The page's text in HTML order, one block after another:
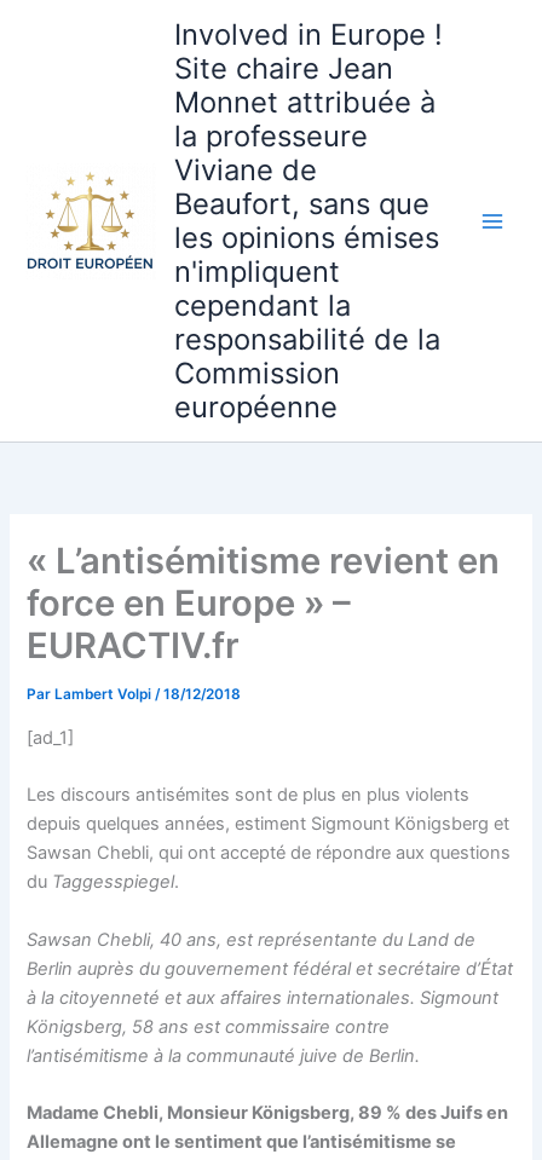
Involved in Europe !
Site chaire Jean
Monnet attribuée à
la professeure
Viviane de
Beaufort, sans que
les opinions émises
n'impliquent
cependant la
responsabilité de la
Commission
européenne
« L’antisémitisme revient en
force en Europe » –
EURACTIV.fr
Par Lambert Volpi/18/12/2018
[ad_1]
Les discours antisémites sont de plus en plus violents
depuis quelques années, estiment Sigmount Königsberg et
Sawsan Chebli, qui ont accepté de répondre aux questions
du Taggesspiegel.
Sawsan Chebli, 40 ans, est représentante du Land de
Berlin auprès du gouvernement fédéral et secrétaire d’État
à la citoyenneté et aux affaires internationales. Sigmount
Königsberg, 58 ans est commissaire contre
l’antisémitisme à la communauté juive de Berlin.
Madame Chebli, Monsieur Königsberg, 89 % des Juifs en
Allemagne ont le sentiment que l’antisémitisme se